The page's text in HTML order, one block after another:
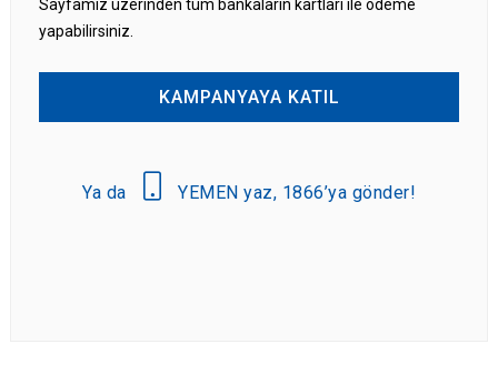
Sayfamız üzerinden tüm bankaların kartları ile ödeme
yapabilirsiniz.
KAMPANYAYA KATIL
Ya da YEMEN yaz, 1866’ya gönder!